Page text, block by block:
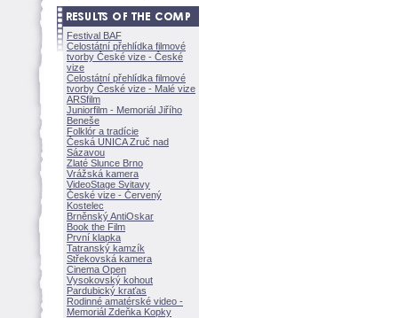
Festival BAF
Celostátní přehlídka filmové
tvorby České vize - České
vize
Celostátní přehlídka filmové
tvorby České vize - Malé vize
ARSfilm
Juniorfilm - Memoriál Jiřího
Beneše
Folklór a tradície
Česká UNICA Zruč nad
Sázavou
Zlaté Slunce Brno
Vrážská kamera
VideoStage Svitavy
České vize - Červený
Kostelec
Brněnský AntiOskar
Book the Film
První klapka
Tatranský kamzík
Střekovská kamera
Cinema Open
Vysokovský kohout
Pardubický kraťas
Rodinné amatérské video -
Memoriál Zdeňka Kopky